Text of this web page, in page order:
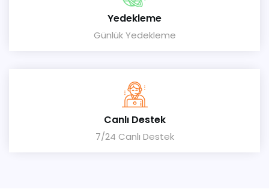
Yedekleme
Günlük Yedekleme
Canlı Destek
7/24 Canlı Destek